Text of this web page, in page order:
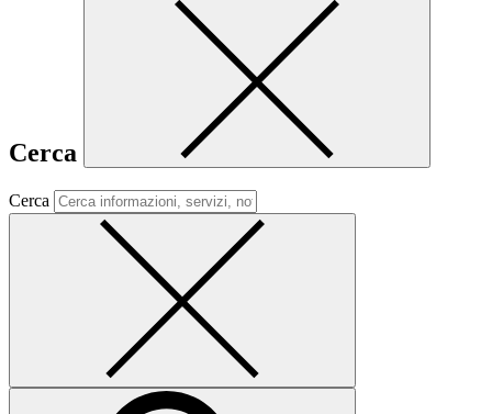
Cerca
Cerca